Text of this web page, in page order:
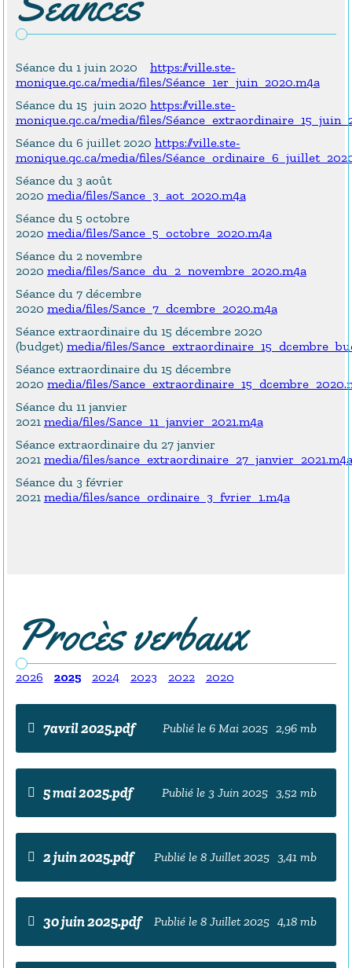
Séance du 1 juin 2020 https://ville.ste-
monique.qc.ca/media/files/Séance_1er_juin_2020.m4a
Séance du 15 juin 2020 https://ville.ste-
monique.qc.ca/media/files/
Séance du 6 juillet 2020 https://ville.ste-
monique.qc.ca/media/files/
Séance du 3 août
2020 media/files/Sance_3_aot_2020.m4a
Séance du 5 octobre
2020 media/files/Sance_5_octobre_2020.m4a
Séance du 2 novembre
2020 media/files/Sance_du_2_novembre_2020.m4a
Séance du 7 décembre
2020 media/files/Sance_7_dcembre_2020.m4a
Séance extraordinaire du 15 décembre 2020
(budget) media/files/
Séance extraordinaire du 15 décembre
2020 media/files/
Séance du 11 janvier
2021 media/files/Sance_11_janvier_2021.m4a
Séance extraordinaire du 27 janvier
2021 media/files/sance_extraordinaire_27_janvier_2021.m4a
Séance du 3 février
2021 media/files/sance_ordinaire_3_fvrier_1.m4a
Procès verbaux
2026 2025 2024 2023 2022 2020
7avril 2025.pdf Publié le 6 Mai 2025 2,96 mb
5 mai 2025.pdf Publié le 3 Juin 2025 3,52 mb
2 juin 2025.pdf Publié le 8 Juillet 2025 3,41 mb
30 juin 2025.pdf Publié le 8 Juillet 2025 4,18 mb